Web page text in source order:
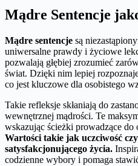
Mądre Sentencje
Mądre sentencje są
uniwersalne prawdy i życiowe
pozwalają głębiej zrozumieć
świat. Dzięki nim lepiej
co jest kluczowe dla osobistego
Takie refleksje skłaniają do
wewnętrznej mądrości. Te
wskazując ścieżki prowadzące
Wartości takie jak uczciwość
satysfakcjonującego życia.
codzienne wybory i pomaga